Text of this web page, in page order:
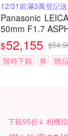
12/31前滿3萬登記
Panasonic
50mm F1.7
$52,155 $
限時下殺
券 贈品
下殺95折⇓ 相機